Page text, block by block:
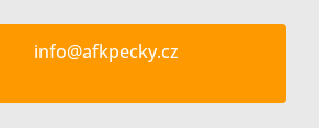
info@afkpecky.cz